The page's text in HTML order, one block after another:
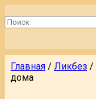
Главная / Ликбез /
дома